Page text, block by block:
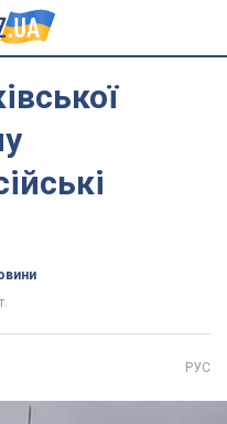
РУС